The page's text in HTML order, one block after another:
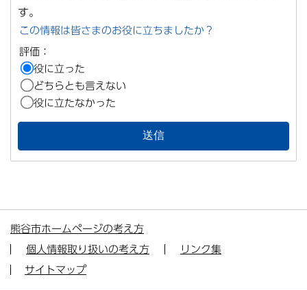
す。
この情報は皆さまのお役に立ちましたか？
評価：
役に立った
どちらとも言えない
役に立たなかった
熊谷市ホームページの考え方
個人情報取り扱いの考え方
リンク集
サイトマップ